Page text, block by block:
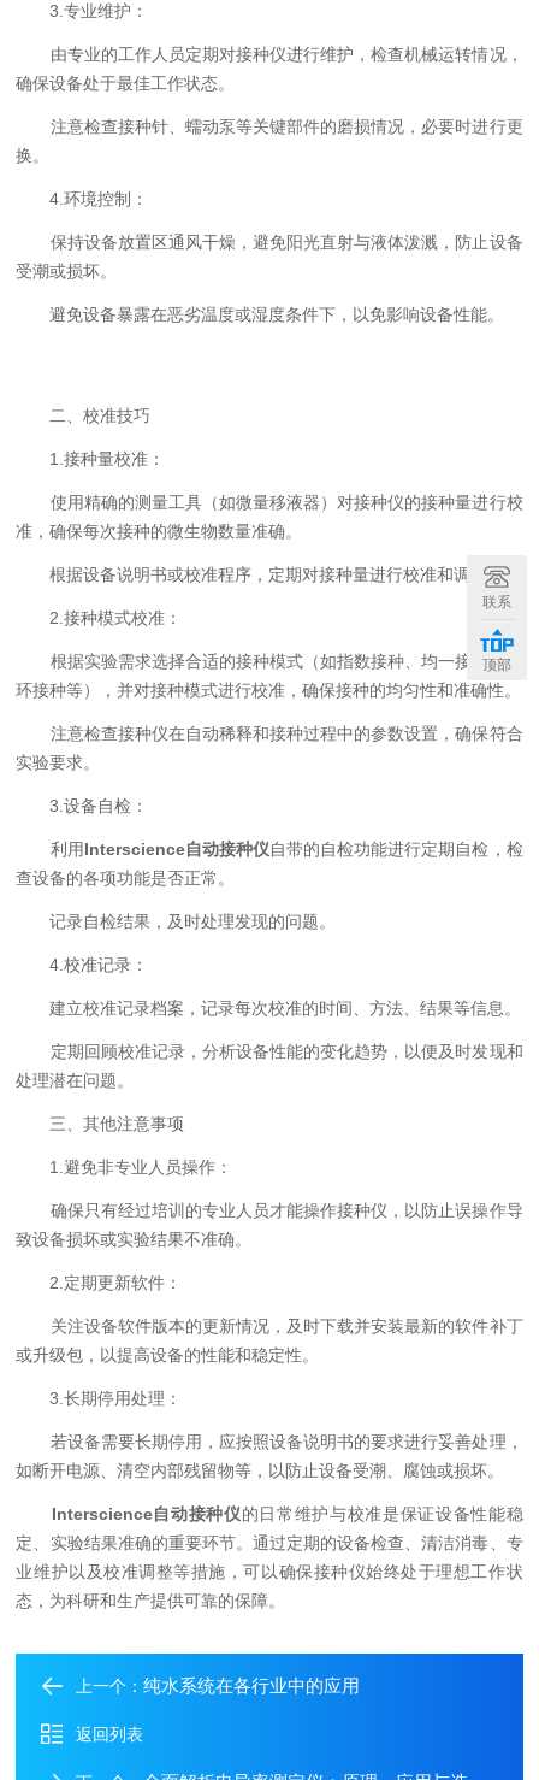
3.专业维护：
由专业的工作人员定期对接种仪进行维护，检查机械运转情况，
确保设备处于最佳工作状态。
注意检查接种针、蠕动泵等关键部件的磨损情况，必要时进行更
换。
4.环境控制：
保持设备放置区通风干燥，避免阳光直射与液体泼溅，防止设备
受潮或损坏。
避免设备暴露在恶劣温度或湿度条件下，以免影响设备性能。
二、校准技巧
1.接种量校准：
使用精确的测量工具（如微量移液器）对接种仪的接种量进行校
准，确保每次接种的微生物数量准确。
根据设备说明书或校准程序，定期对接种量进行校准和调整。
2.接种模式校准：
根据实验需求选择合适的接种模式（如指数接种、均一接种、循
环接种等），并对接种模式进行校准，确保接种的均匀性和准确性。
注意检查接种仪在自动稀释和接种过程中的参数设置，确保符合
实验要求。
3.设备自检：
利用Interscience自动接种仪自带的自检功能进行定期自检，检
查设备的各项功能是否正常。
记录自检结果，及时处理发现的问题。
4.校准记录：
建立校准记录档案，记录每次校准的时间、方法、结果等信息。
定期回顾校准记录，分析设备性能的变化趋势，以便及时发现和
处理潜在问题。
三、其他注意事项
1.避免非专业人员操作：
确保只有经过培训的专业人员才能操作接种仪，以防止误操作导
致设备损坏或实验结果不准确。
2.定期更新软件：
关注设备软件版本的更新情况，及时下载并安装最新的软件补丁
或升级包，以提高设备的性能和稳定性。
3.长期停用处理：
若设备需要长期停用，应按照设备说明书的要求进行妥善处理，
如断开电源、清空内部残留物等，以防止设备受潮、腐蚀或损坏。
Interscience自动接种仪的日常维护与校准是保证设备性能稳
定、实验结果准确的重要环节。通过定期的设备检查、清洁消毒、专
业维护以及校准调整等措施，可以确保接种仪始终处于理想工作状
态，为科研和生产提供可靠的保障。
上一个：纯水系统在各行业中的应用
返回列表
联系
顶部